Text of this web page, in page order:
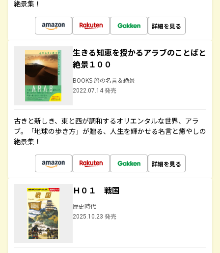
絶景集！
詳細を見る
生きる知恵を授かるアラブのことばと
絶景１００
BOOKS 旅の名言＆絶景
2022.07.14 発売
古きと新しき、東と西が調和するオリエンタルな世界、アラ
ブ。「地球の歩き方」が贈る、人生を輝かせる名言と癒やしの
絶景集！
詳細を見る
Ｈ０１ 戦国
歴史時代
2025.10.23 発売